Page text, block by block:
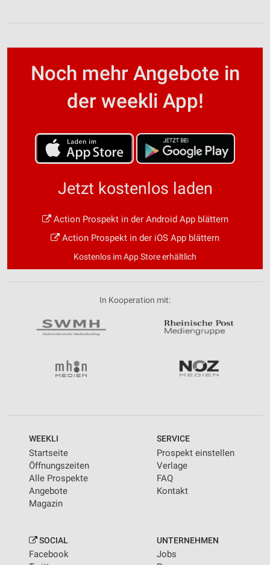
Noch mehr Angebote in
der weekli App!
Jetzt kostenlos laden
Action Prospekt in der Android App blättern
Action Prospekt in der iOS App blättern
Kostenlos im App Store erhältlich
In Kooperation mit:
WEEKLI
Startseite
Öffnungszeiten
Alle Prospekte
Angebote
Magazin
SERVICE
Prospekt einstellen
Verlage
FAQ
Kontakt
SOCIAL
Facebook
UNTERNEHMEN
Jobs